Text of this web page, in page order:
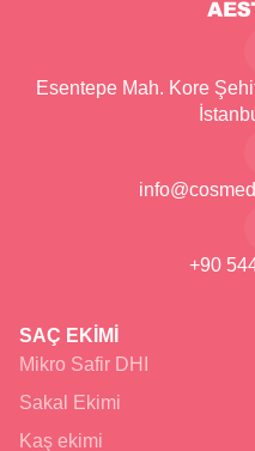
Esentepe Mah. Kore
+90
SAÇ EKİMİ
Mikro Safir DHI
Sakal Ekimi
Kaş ekimi